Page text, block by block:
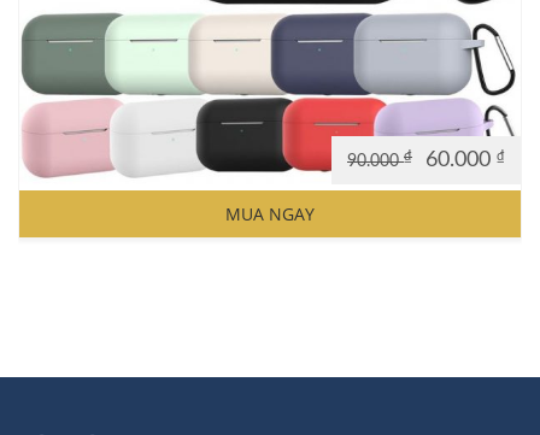
90.000₫
was:
60.000 ₫
is:
MUA NGAY